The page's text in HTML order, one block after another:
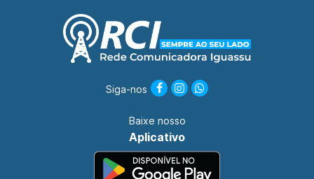
Siga-nos
Baixe nosso
Aplicativo